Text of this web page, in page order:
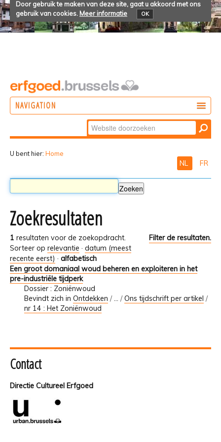
Door gebruik te maken van deze site, gaat u akkoord met ons
gebruik van cookies. Meer informatie OK
NAVIGATION
Zoek
Geavanceerd
U bent hier: Home
NL FR
Zoekresultaten
1 resultaten voor de zoekopdracht.
Filter de resultaten.
Sorteer op relevantie · datum (meest
recente eerst) · alfabetisch
Een groot domaniaal woud beheren en exploiteren in het
pre-industriële tijdperk
Dossier : Zoniënwoud
Bevindt zich in Ontdekken /… /Ons tijdschrift per artikel /
nr 14 : Het Zoniënwoud
Contact
Directie Cultureel Erfgoed